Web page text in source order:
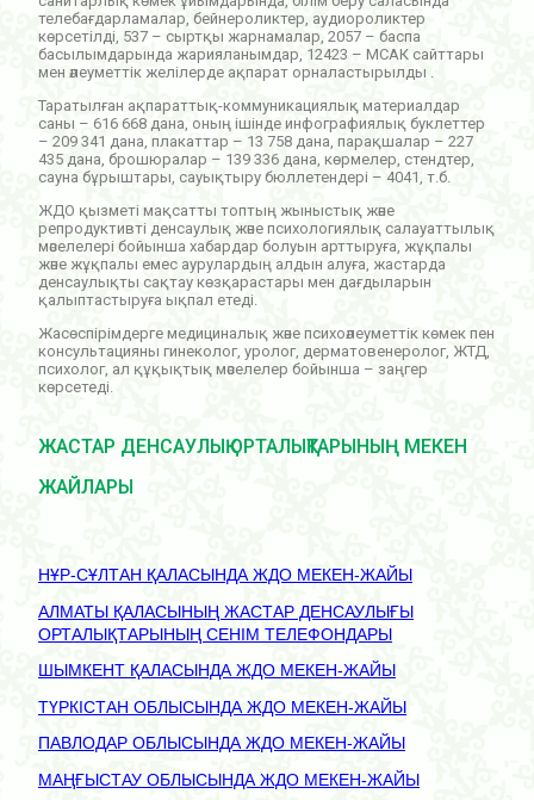
телебағдарламалар, бейнероликтер, аудиороликтер
көрсетілді, 537 – сыртқы жарнамалар, 2057 – баспа
басылымдарында жарияланымдар, 12423 – МСАК сайттары
мен әлеуметтік желілерде ақпарат орналастырылды .
Таратылған ақпараттық-коммуникациялық материалдар
саны – 616 668 дана, оның ішінде инфографиялық буклеттер
– 209 341 дана, плакаттар – 13 758 дана, парақшалар – 227
435 дана, брошюралар – 139 336 дана, көрмелер, стендтер,
сауна бұрыштары, сауықтыру бюллетендері – 4041, т.б.
ЖДО қызметі мақсатты топтың жыныстық және
репродуктивті денсаулық және психологиялық салауаттылық
мәселелері бойынша хабардар болуын арттыруға, жұқпалы
және жұқпалы емес аурулардың алдын алуға, жастарда
денсаулықты сақтау көзқарастары мен дағдыларын
қалыптастыруға ықпал етеді.
Жасөспірімдерге медициналық және психоәлеуметтік көмек пен
консультацияны гинеколог, уролог, дерматовенеролог, ЖТД,
психолог, ал құқықтық мәселелер бойынша – заңгер
көрсетеді.
ЖАСТАР ДЕНСАУЛЫҚ ОРТАЛЫҚТАРЫНЫҢ МЕКЕН
ЖАЙЛАРЫ
НҰР-СҰЛТАН ҚАЛАСЫНДА ЖДО МЕКЕН-ЖАЙЫ
АЛМАТЫ ҚАЛАСЫНЫҢ ЖАСТАР ДЕНСАУЛЫҒЫ
ОРТАЛЫҚТАРЫНЫҢ СЕНІМ ТЕЛЕФОНДАРЫ
ШЫМКЕНТ ҚАЛАСЫНДА ЖДО МЕКЕН-ЖАЙЫ
ТҮРКІСТАН ОБЛЫСЫНДА ЖДО МЕКЕН-ЖАЙЫ
ПАВЛОДАР ОБЛЫСЫНДА ЖДО МЕКЕН-ЖАЙЫ
МАҢҒЫСТАУ ОБЛЫСЫНДА ЖДО МЕКЕН-ЖАЙЫ